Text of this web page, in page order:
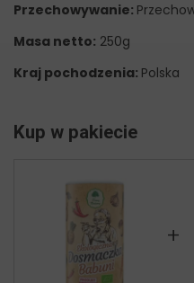
Przechowywanie:
Masa netto: 250g
Kraj pochodzenia: Polska
Kup w pakiecie
+